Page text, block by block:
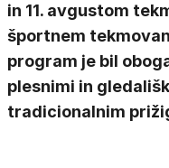
in 11. avgustom
športnem
program je bil
plesnimi in
tradicionalnim